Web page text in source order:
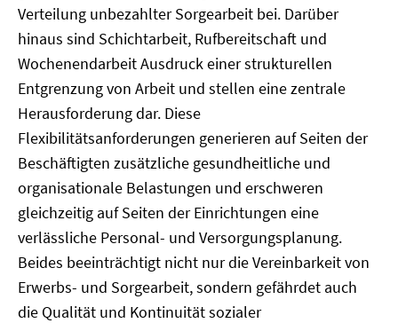
Verteilung unbezahlter Sorgearbeit bei. Darüber
hinaus sind Schichtarbeit, Rufbereitschaft und
Wochenendarbeit Ausdruck einer strukturellen
Entgrenzung von Arbeit und stellen eine zentrale
Herausforderung dar. Diese
Flexibilitätsanforderungen generieren auf Seiten der
Beschäftigten zusätzliche gesundheitliche und
organisationale Belastungen und erschweren
gleichzeitig auf Seiten der Einrichtungen eine
verlässliche Personal- und Versorgungsplanung.
Beides beeinträchtigt nicht nur die Vereinbarkeit von
Erwerbs- und Sorgearbeit, sondern gefährdet auch
die Qualität und Kontinuität sozialer